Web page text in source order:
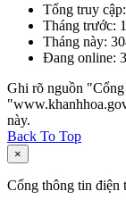
Tổng truy cập:
Tháng trước:
Tháng này:
Đang online:
Ghi rõ nguồn
này.
Back To Top
×
Cổng thông tin điện